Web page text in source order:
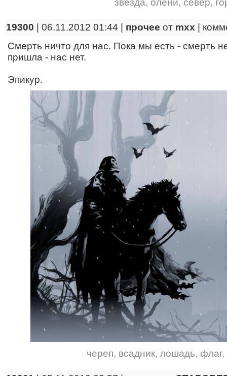
звезда, олени, север,
19300 | 06.11.2012 01:44 | прочее от mxx
Смерть ничто для нас. Пока мы есть - смерть
пришла - нас нет.
Эпикур.
череп, всадник, лошадь, флаг,